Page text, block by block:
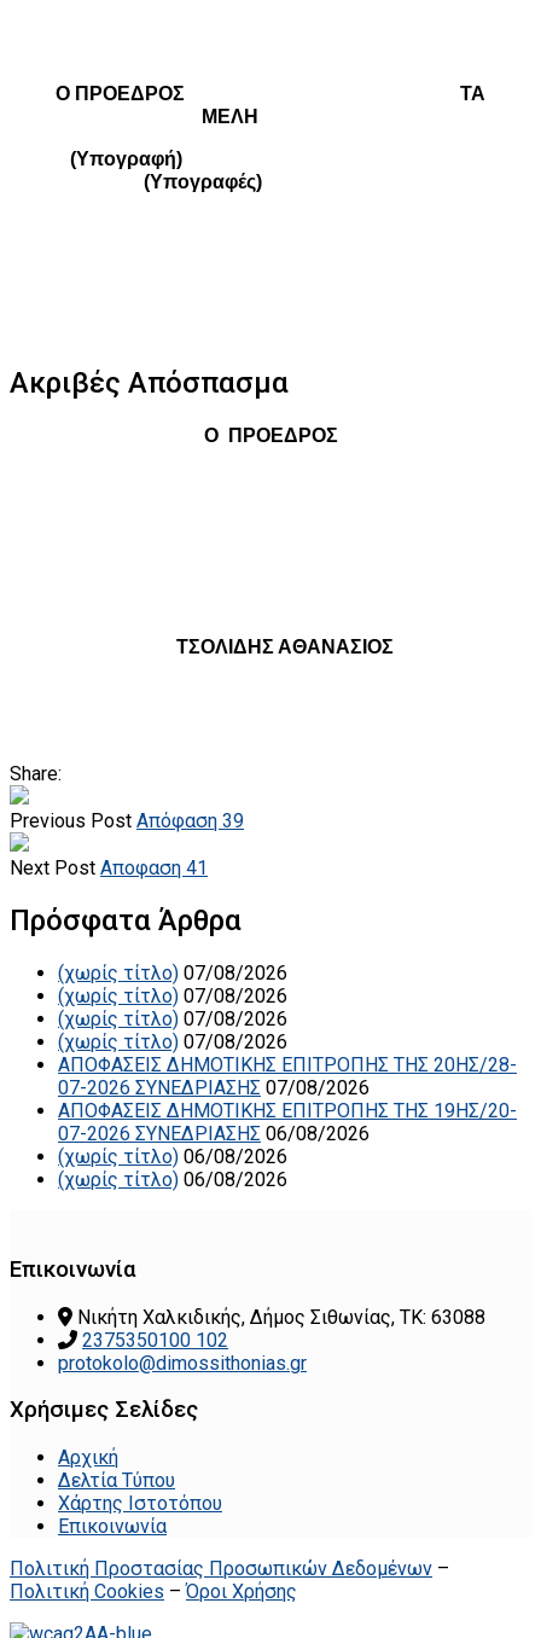
Ο ΠΡΟΕΔΡΟΣ
ΤΑ
ΜΕΛΗ
(Υπογραφή)
(Υπογραφές)
Ακριβές Απόσπασμα
Ο ΠΡΟΕΔΡΟΣ
ΤΣΟΛΙΔΗΣ ΑΘΑΝΑΣΙΟΣ
Share:
Previous Post Απόφαση 39
Next Post Αποφαση 41
Πρόσφατα Άρθρα
(χωρίς τίτλο) 07/08/2026
(χωρίς τίτλο) 07/08/2026
(χωρίς τίτλο) 07/08/2026
(χωρίς τίτλο) 07/08/2026
ΑΠΟΦΑΣΕΙΣ ΔΗΜΟΤΙΚΗΣ ΕΠΙΤΡΟΠΗΣ ΤΗΣ 20ΗΣ/28-
07-2026 ΣΥΝΕΔΡΙΑΣΗΣ 07/08/2026
ΑΠΟΦΑΣΕΙΣ ΔΗΜΟΤΙΚΗΣ ΕΠΙΤΡΟΠΗΣ ΤΗΣ 19ΗΣ/20-
07-2026 ΣΥΝΕΔΡΙΑΣΗΣ 06/08/2026
(χωρίς τίτλο) 06/08/2026
(χωρίς τίτλο) 06/08/2026
Επικοινωνία
Νικήτη Χαλκιδικής, Δήμος Σιθωνίας, ΤΚ: 63088
2375350100 102
protokolo@dimossithonias.gr
Χρήσιμες Σελίδες
Αρχική
Δελτία Τύπου
Χάρτης Ιστοτόπου
Επικοινωνία
Πολιτική Προστασίας Προσωπικών Δεδομένων –
Πολιτική Cookies –Όροι Χρήσης